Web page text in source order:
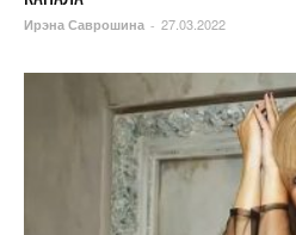
Ирэна Саврошина - 27.03.2022